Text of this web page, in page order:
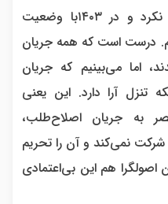
۱۴۰۲ دیدیم و باز هم فروکش نکرد و در ۱۴۰۳با وضعیت
روبه‌رو هستیم. درست است که همه جریان
اما می‌بینیم که جریان
تنزل آرا دارد. این یعنی
به جریان اصلاح‌طلب،
شرکت نمی‌کند و آن را تحریم
هم این بی‌اعتمادی